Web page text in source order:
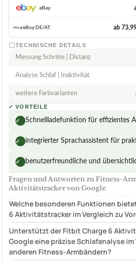
eBay
reBuy DE/AT ab
TECHNISCHE DETAILS
Messung Schritte | Distanz
Analyse Schlaf | Inaktivität
weitere Farbvarianten
✓ VORTEILE
✓ Schnellladefunktion für effizientes
✓ integrierter Sprachassistent für
✓ benutzerfreundliche und
Fragen und Antworten zu Fitness-
Aktivitätstracker von Google
Welche besonderen Funktionen
6 Aktivitätstracker im Vergleich zu
Unterstützt der Fitbit Charge 6
Google eine präzise Schlafanalyse im
anderen Fitness-Armbändern?